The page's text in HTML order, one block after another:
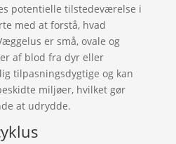
potentielle tilstedeværelse i
med at forstå, hvad
er små, ovale og
af blod fra dyr eller
tilpasningsdygtige og kan
miljøer, hvilket gør
at udrydde.